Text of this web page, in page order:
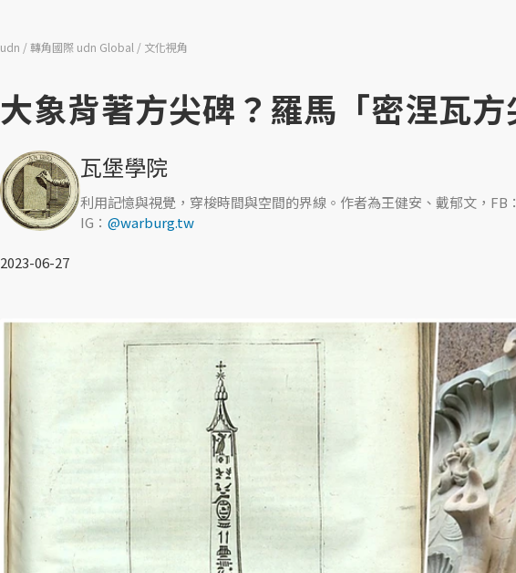
udn 轉角國際 udn Global 文化視角
大象背著方尖碑？羅馬「密涅瓦
瓦堡學院
利用記憶與視覺，穿梭時間與空間的界線。作者為王健安、戴郁文，FB：
IG： @warburg.tw
2023-06-27